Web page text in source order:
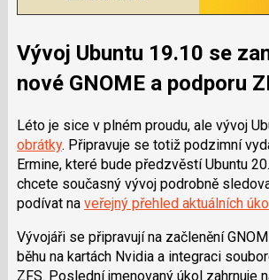
Vývoj Ubuntu 19.10 se
nové GNOME a podporu
Léto je sice v plném proudu, ale vývoj
obrátky. Připravuje se totiž podzimní
Ermine, které bude předzvěstí Ubuntu
chcete současný vývoj podrobně
podívat na veřejný přehled aktuálních
Vývojáři se připravují na začlenění
běhu na kartách Nvidia a integraci
ZFS. Poslední jmenovaný úkol zahrnuje